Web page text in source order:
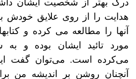
درک بهتر از شخصیت ایشان
هدایت را از روی علایق خودش
آنها را مطالعه می کرده و
مورد تائید ایشان بوده و به
می‌کرده است. می‌توان گفت
آنچنان روشن بر اندیشه من